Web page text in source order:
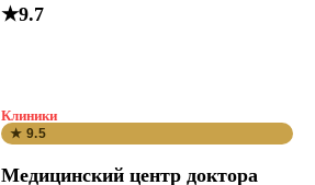
★9.7
Клиники
★ 9.5
Медицинский центр доктора